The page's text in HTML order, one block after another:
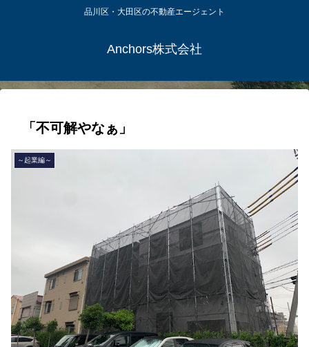
品川区・大田区の不動産エージェント
Anchors株式会社
「不可解やなぁ」
～起業編～